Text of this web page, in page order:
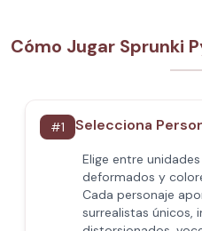
Cómo Jugar Sprunki
#1 Selecciona
Elige entre
deformados y
Cada personaje
surrealistas únicos,